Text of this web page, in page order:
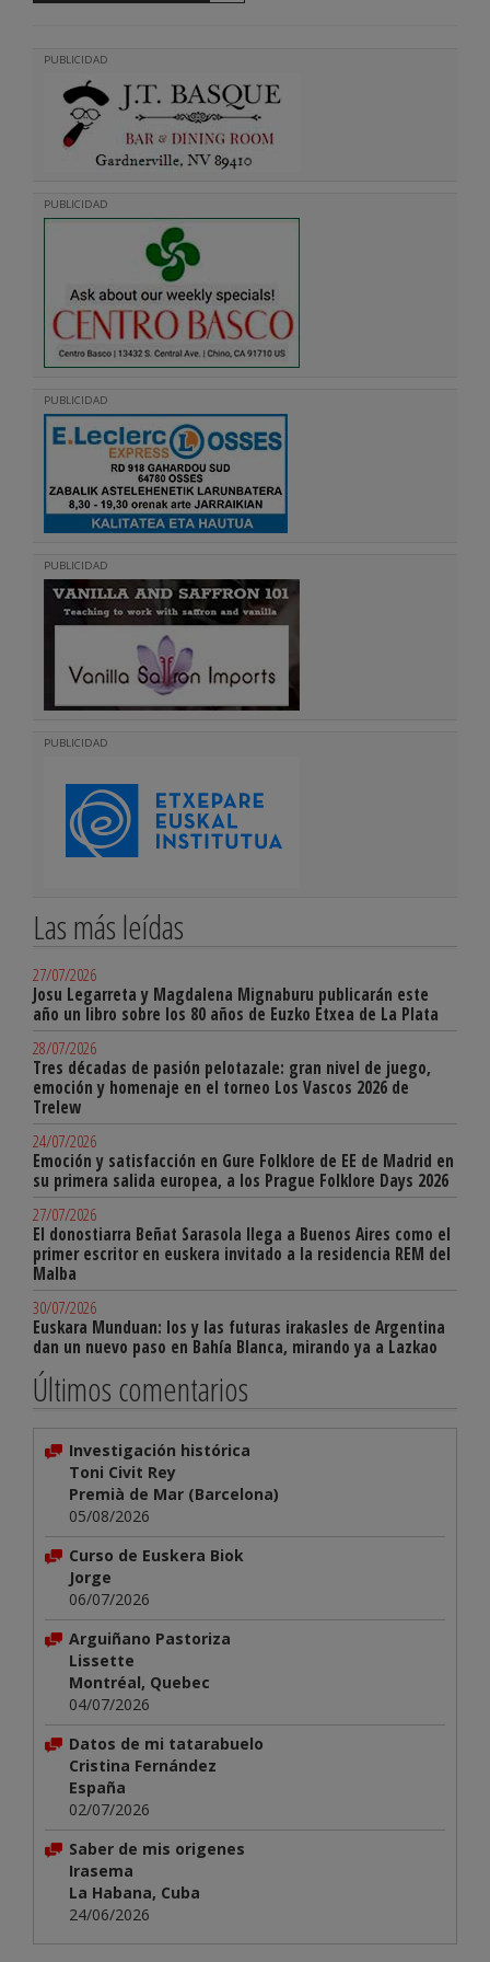
PUBLICIDAD
PUBLICIDAD
PUBLICIDAD
PUBLICIDAD
PUBLICIDAD
Las más leídas
27/07/2026
Josu Legarreta y Magdalena Mignaburu publicarán este
año un libro sobre los 80 años de Euzko Etxea de La Plata
28/07/2026
Tres décadas de pasión pelotazale: gran nivel de juego,
emoción y homenaje en el torneo Los Vascos 2026 de
Trelew
24/07/2026
Emoción y satisfacción en Gure Folklore de EE de Madrid en
su primera salida europea, a los Prague Folklore Days 2026
27/07/2026
El donostiarra Beñat Sarasola llega a Buenos Aires como el
primer escritor en euskera invitado a la residencia REM del
Malba
30/07/2026
Euskara Munduan: los y las futuras irakasles de Argentina
dan un nuevo paso en Bahía Blanca, mirando ya a Lazkao
Últimos comentarios
Investigación histórica
Toni Civit Rey
Premià de Mar (Barcelona)
05/08/2026
Curso de Euskera Biok
Jorge
06/07/2026
Arguiñano Pastoriza
Lissette
Montréal, Quebec
04/07/2026
Datos de mi tatarabuelo
Cristina Fernández
España
02/07/2026
Saber de mis origenes
Irasema
La Habana, Cuba
24/06/2026